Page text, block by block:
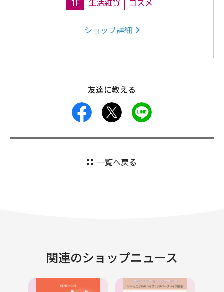
1F 生活雑貨 コスメ
ショップ詳細
友達に教える
facebook
一覧へ戻る
関連のショップニュース